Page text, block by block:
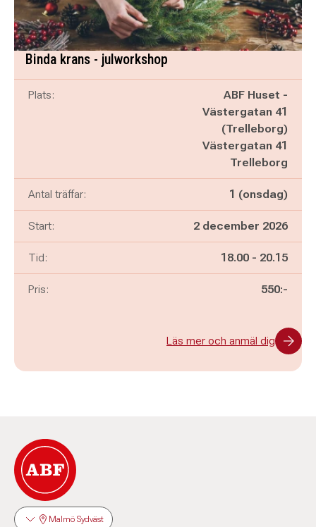
Binda krans - julworkshop
Plats:
ABF Huset -
Västergatan 41
(Trelleborg)
Västergatan 41
Trelleborg
Antal träffar: 1 (onsdag)
Start: 2 december 2026
Tid: Pågår mellan
18.00 - och
20.15
Pris: 550:-
Läs mer och anmäl dig
Malmö Sydväst